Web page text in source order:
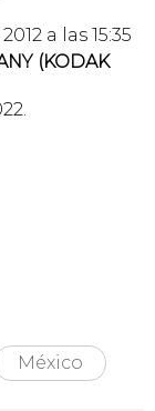
a las 15:35
(KODAK
México